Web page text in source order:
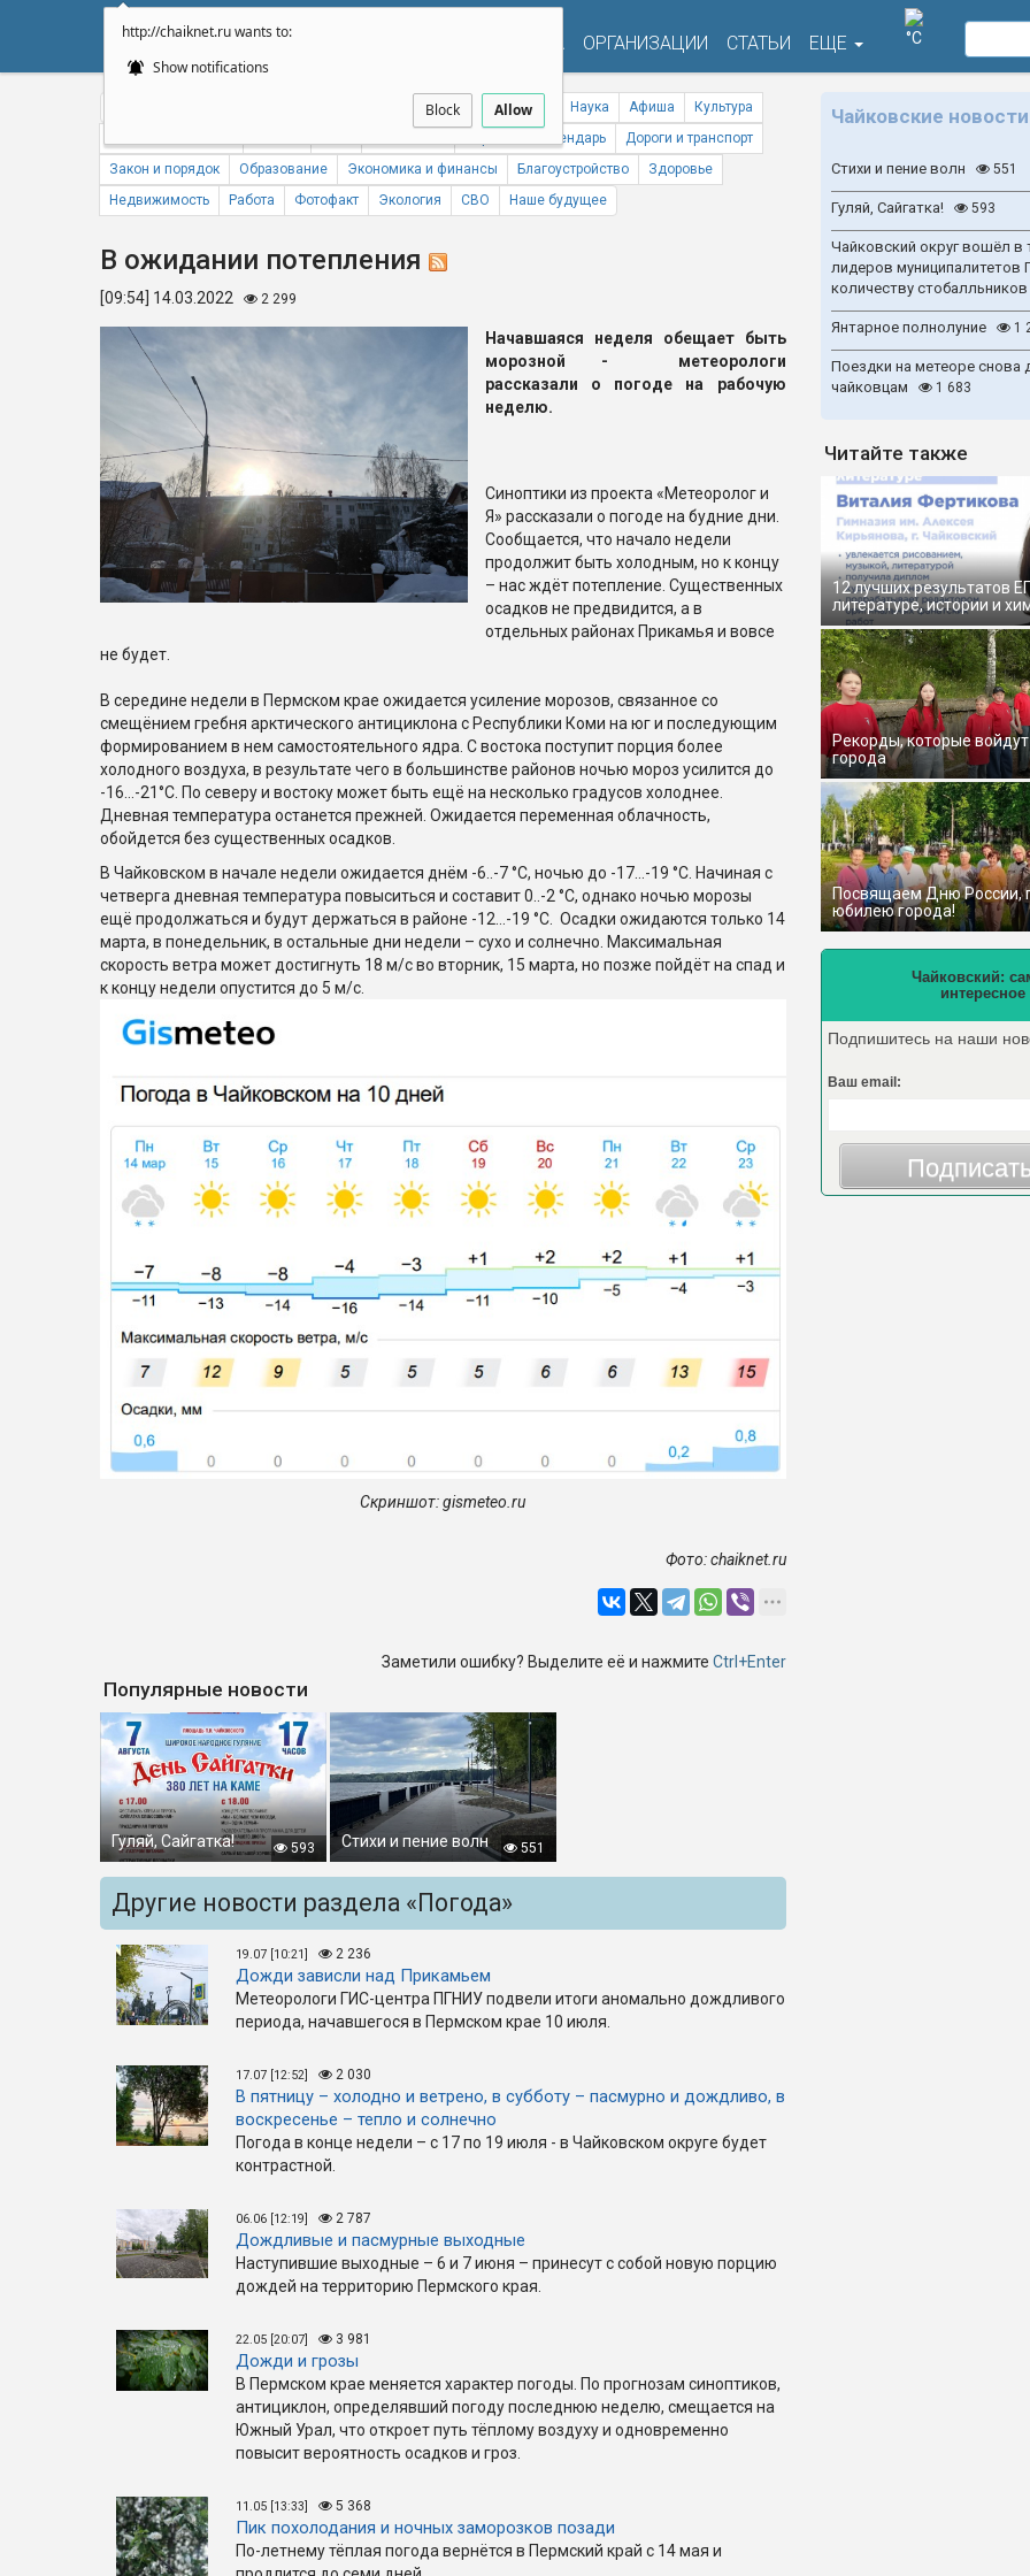
http://chaiknet.ru wants to:
Show notifications
Block Allow
АФИША ОРГАНИЗАЦИИ СТАТЬИ ЕЩЕ °C
Спорт Происшествия Наука Афиша
Культура
Народный календарь
Дороги и транспорт
Закон и порядок
Образование Экономика и финансы Благоустройство
Здоровье
Недвижимость
Работа Фотофакт Экология СВО Наше будущее
В ожидании потепления
[09:54] 14.03.2022 2 299
Начавшаяся неделя обещает быть
морозной - метеорологи
рассказали о погоде на рабочую
неделю.
Синоптики из проекта «Метеоролог и
Я» рассказали о погоде на будние дни.
Сообщается, что начало недели
продолжит быть холодным, но к концу
– нас ждёт потепление. Существенных
осадков не предвидится, а в
отдельных районах Прикамья и вовсе
не будет.
В середине недели в Пермском крае ожидается усиление морозов, связанное со
смещёнием гребня арктического антициклона с Республики Коми на юг и последующим
формированием в нем самостоятельного ядра. С востока поступит порция более
холодного воздуха, в результате чего в большинстве районов ночью мороз усилится до
-16…-21°C. По северу и востоку может быть ещё на несколько градусов холоднее.
Дневная температура останется прежней. Ожидается переменная облачность,
обойдется без существенных осадков.
В Чайковском в начале недели ожидается днём -6..-7 °C, ночью до -17…-19 °C. Начиная с
четверга дневная температура повыситься и составит 0..-2 °C, однако ночью морозы
ещё продолжаться и будут держаться в районе -12…-19 °C. Осадки ожидаются только 14
марта, в понедельник, в остальные дни недели – сухо и солнечно. Максимальная
скорость ветра может достигнуть 18 м/с во вторник, 15 марта, но позже пойдёт на спад и
к концу недели опустится до 5 м/с.
Скриншот:gismeteo.ru
Фото: chaiknet.ru
Заметили ошибку? Выделите её и нажмите Ctrl+Enter
Популярные новости
Гуляй, Сайгатка! 593 Стихи и пение волн 551
Другие новости раздела «Погода»
19.07 [10:21] 2 236
Дожди зависли над Прикамьем
Метеорологи ГИС-центра ПГНИУ подвели итоги аномально дождливого
периода, начавшегося в Пермском крае 10 июля.
17.07 [12:52] 2 030
В пятницу – холодно и ветрено, в субботу – пасмурно и дождливо, в
воскресенье – тепло и солнечно
Погода в конце недели – с 17 по 19 июля - в Чайковском округе будет
контрастной.
06.06 [12:19] 2 787
Дождливые и пасмурные выходные
Наступившие выходные – 6 и 7 июня – принесут с собой новую порцию
дождей на территорию Пермского края.
22.05 [20:07] 3 981
Дожди и грозы
В Пермском крае меняется характер погоды. По прогнозам синоптиков,
антициклон, определявший погоду последнюю неделю, смещается на
Южный Урал, что откроет путь тёплому воздуху и одновременно
повысит вероятность осадков и гроз.
11.05 [13:33] 5 368
Пик похолодания и ночных заморозков позади
По-летнему тёплая погода вернётся в Пермский край с 14 мая и
Чайковские новости
Стихи и пение волн 551
Гуляй, Сайгатка! 593
Чайковский округ вошёл в
лидеров муниципалитетов
количеству
Янтарное полнолуние 1
Поездки на метеоре снова
чайковцам
1 683
Читайте также
12 лучших результатов
литературе, истории и
Рекорды, которые
города
Посвящаем Дню России,
юбилею города!
Чайковский:
интересное
Подпишитесь на наши
Ваш email: